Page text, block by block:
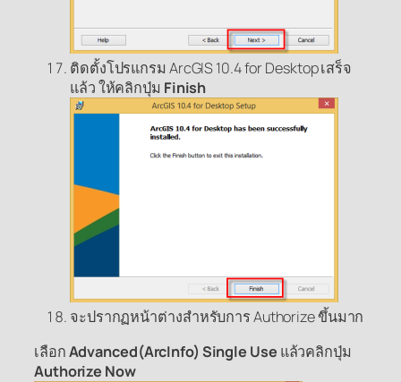
ติดตั้งโปรแกรม ArcGIS 10.4 for Desktop เสร็จ
แล้ว ให้คลิกปุ่ม Finish
จะปรากฏหน้าต่างสำหรับการ Authorize ขึ้นมาก
เลือกAdvanced(ArcInfo) Single Use แล้วคลิกปุ่ม
Authorize Now